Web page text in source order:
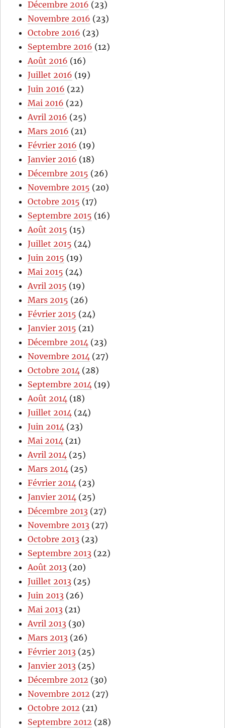
Décembre 2016 (23)
Novembre 2016 (23)
Octobre 2016 (23)
Septembre 2016 (12)
Août 2016 (16)
Juillet 2016 (19)
Juin 2016 (22)
Mai 2016 (22)
Avril 2016 (25)
Mars 2016 (21)
Février 2016 (19)
Janvier 2016 (18)
Décembre 2015 (26)
Novembre 2015 (20)
Octobre 2015 (17)
Septembre 2015 (16)
Août 2015 (15)
Juillet 2015 (24)
Juin 2015 (19)
Mai 2015 (24)
Avril 2015 (19)
Mars 2015 (26)
Février 2015 (24)
Janvier 2015 (21)
Décembre 2014 (23)
Novembre 2014 (27)
Octobre 2014 (28)
Septembre 2014 (19)
Août 2014 (18)
Juillet 2014 (24)
Juin 2014 (23)
Mai 2014 (21)
Avril 2014 (25)
Mars 2014 (25)
Février 2014 (23)
Janvier 2014 (25)
Décembre 2013 (27)
Novembre 2013 (27)
Octobre 2013 (23)
Septembre 2013 (22)
Août 2013 (20)
Juillet 2013 (25)
Juin 2013 (26)
Mai 2013 (21)
Avril 2013 (30)
Mars 2013 (26)
Février 2013 (25)
Janvier 2013 (25)
Décembre 2012 (30)
Novembre 2012 (27)
Octobre 2012 (21)
Septembre 2012 (28)